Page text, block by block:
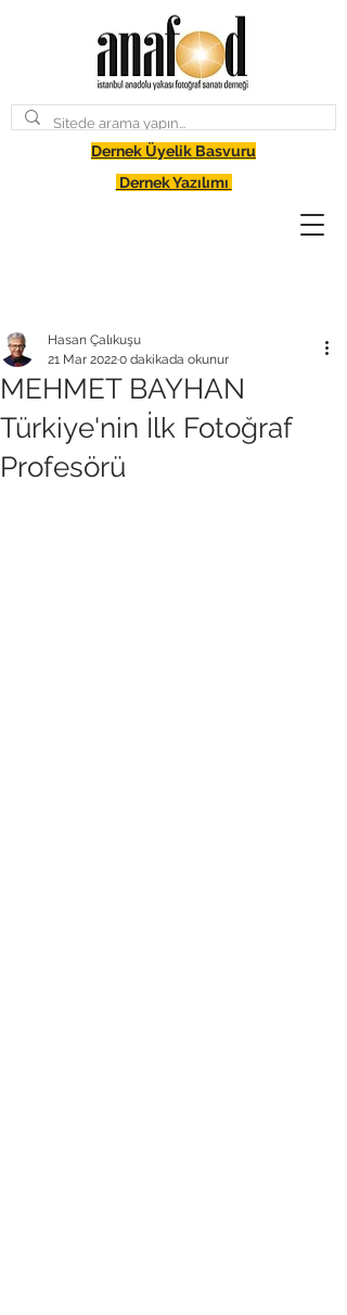
Dernek Üyelik Basvuru
Dernek Yazılımı
MEHMET BAYHAN
Türkiye'nin İlk Fotoğraf
Profesörü
Hasan Çalıkuşu
21 Mar 20220 dakikada okunur